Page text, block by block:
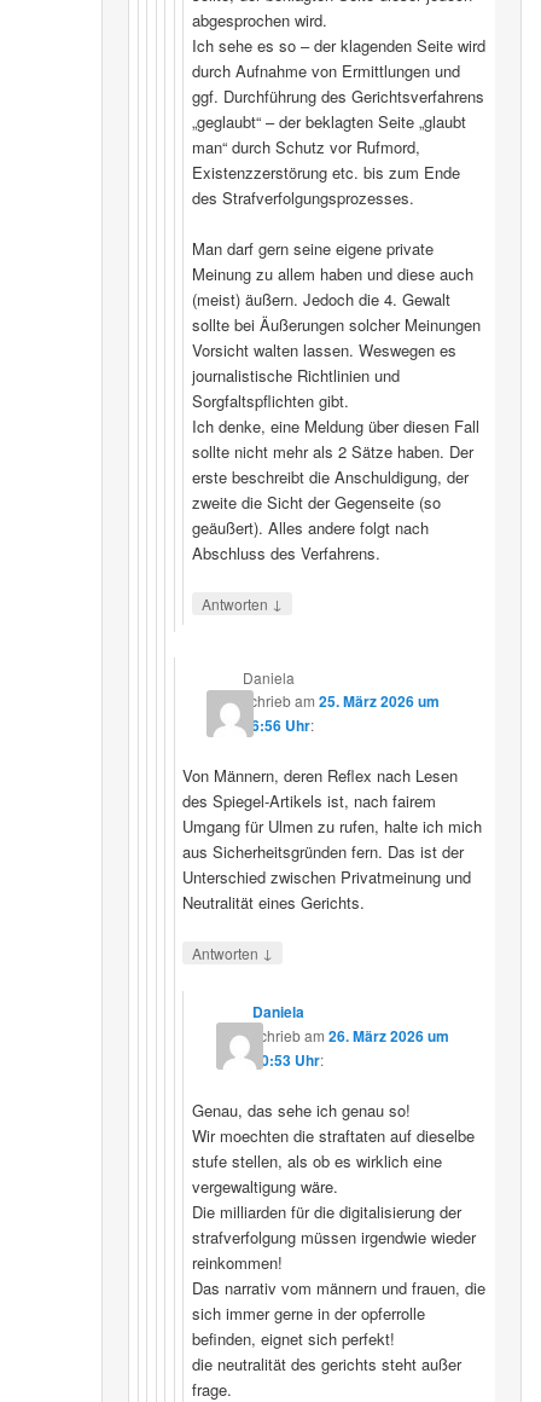
abgesprochen wird.
Ich sehe es so – der klagenden Seite wird
durch Aufnahme von Ermittlungen und
ggf. Durchführung des Gerichtsverfahrens
„geglaubt“ – der beklagten Seite „glaubt
man“ durch Schutz vor Rufmord,
Existenzzerstörung etc. bis zum Ende
des Strafverfolgungsprozesses.
Man darf gern seine eigene private
Meinung zu allem haben und diese auch
(meist) äußern. Jedoch die 4. Gewalt
sollte bei Äußerungen solcher Meinungen
Vorsicht walten lassen. Weswegen es
journalistische Richtlinien und
Sorgfaltspflichten gibt.
Ich denke, eine Meldung über diesen Fall
sollte nicht mehr als 2 Sätze haben. Der
erste beschreibt die Anschuldigung, der
zweite die Sicht der Gegenseite (so
geäußert). Alles andere folgt nach
Abschluss des Verfahrens.
Antworten ↓
Daniela
schriebam25. März 2026 um
16:56 Uhr:
Von Männern, deren Reflex nach Lesen
des Spiegel-Artikels ist, nach fairem
Umgang für Ulmen zu rufen, halte ich mich
aus Sicherheitsgründen fern. Das ist der
Unterschied zwischen Privatmeinung und
Neutralität eines Gerichts.
Antworten ↓
Daniela
schriebam 26. März 2026 um
10:53 Uhr:
Genau, das sehe ich genau so!
Wir moechten die straftaten auf dieselbe
stufe stellen, als ob es wirklich eine
vergewaltigung wäre.
Die milliarden für die digitalisierung der
strafverfolgung müssen irgendwie wieder
reinkommen!
Das narrativ vom männern und frauen, die
sich immer gerne in der opferrolle
befinden, eignet sich perfekt!
die neutralität des gerichts steht außer
frage.